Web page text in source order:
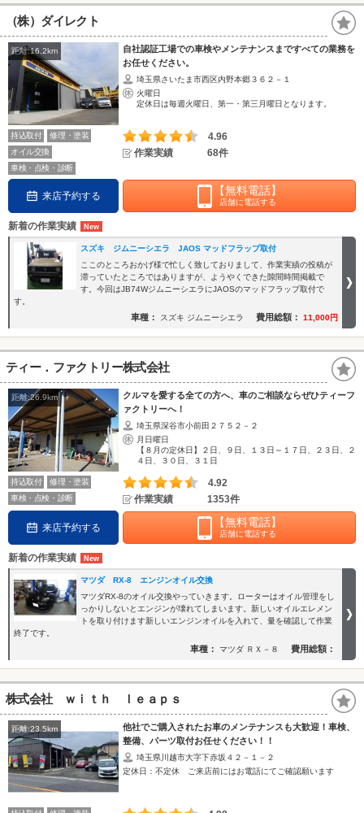
（株）ダイレクト
距離:16.2km
自社認証工場での車検やメンテナンスまですべての業務を
お任せください。
埼玉県さいたま市西区内野本郷３６２－１
火曜日
定休日は毎週火曜日、第一・第三月曜日となります。
持込取付
修理・塗装
オイル交換
車検・点検・診断
4.96
作業実績
68件
来店予約する 【無料電話】
店舗に電話する
新着の作業実績
スズキ ジムニーシエラ JAOS マッドフラップ取付
ここのところおかげ様で忙しく致しておりまして、作業実績の投稿が
滞っていたところではありますが、ようやくできた隙間時間掲載で
す。今回はJB74WジムニーシエラにJAOSのマッドフラップ取付で
す。
車種： スズキ ジムニーシエラ 費用総額： 11,000円
ティー．ファクトリー株式会社
距離:26.9km
クルマを愛する全ての方へ、車のご相談ならぜひティーフ
ァクトリーへ！
埼玉県深谷市小前田２７５２－２
月日曜日
【８月の定休日】２日、９日、１３日～１７日、２３日、２
４日、３０日、３１日
持込取付
修理・塗装
車検・点検・診断
4.92
作業実績
1353件
来店予約する 【無料電話】
店舗に電話する
新着の作業実績
マツダ RX-8 エンジンオイル交換
マツダRX-8のオイル交換やっていきます。ローターはオイル管理をし
っかりしないとエンジンが壊れてしまいます。新しいオイルエレメン
トを取り付けます新しいエンジンオイルを入れて、量を確認して作業
終了です。
車種： マツダ ＲＸ－８ 費用総額：
株式会社 ｗｉｔｈ ｌｅａｐｓ
距離:23.5km
他社でご購入されたお車のメンテナンスも大歓迎！車検、
整備、パーツ取付お任せください！！
埼玉県川越市大字下赤坂４２－１－２
定休日：不定休 ご来店前にはお電話にてご確認願います